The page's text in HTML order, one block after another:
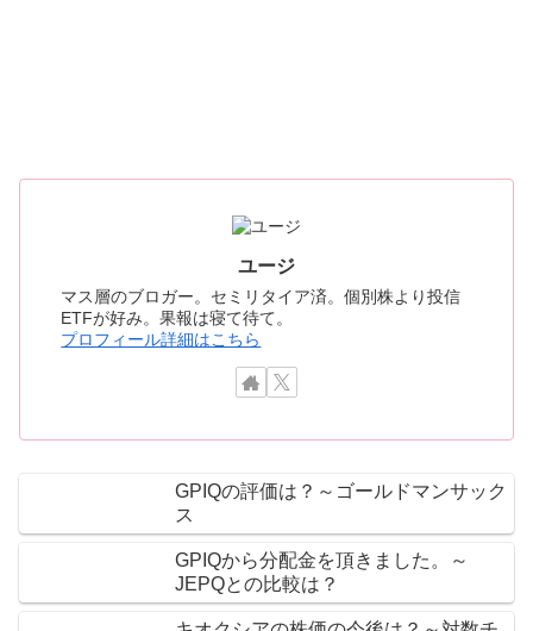
ユージ
マス層のブロガー。セミリタイア済。個別株より投信
ETFが好み。果報は寝て待て。
プロフィール詳細はこちら
GPIQの評価は？～ゴールドマンサック
ス
GPIQから分配金を頂きました。～
JEPQとの比較は？